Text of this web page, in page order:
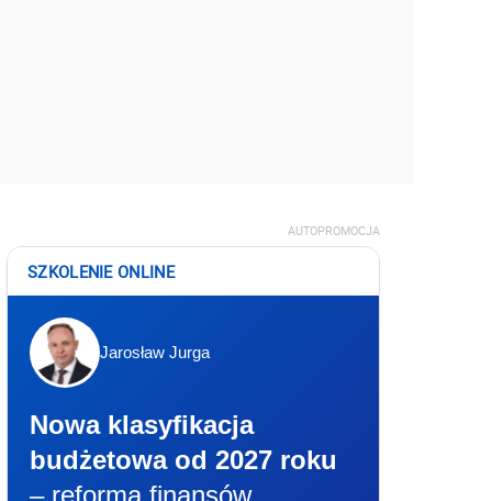
AUTOPROMOCJA
SZKOLENIE ONLINE
Jarosław Jurga
Nowa klasyfikacja
budżetowa od 2027 roku
– reforma finansów